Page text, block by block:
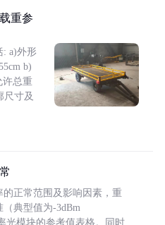
重参
: a)外形
b)
许总重
尺寸及
正常范围及影响因素，重
典型值为-3dBm
光模块的参考值表格。同时